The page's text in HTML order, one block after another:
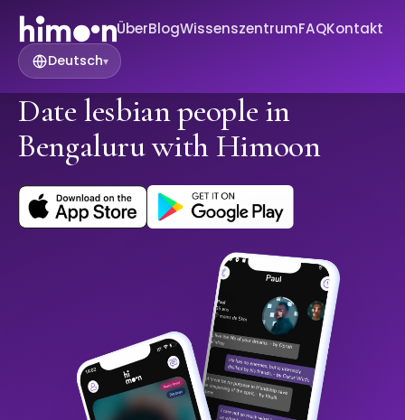
ÜberBlogWissenszentrumFAQKontakt
Deutsch▾
Date lesbian people in
Bengaluru with Himoon